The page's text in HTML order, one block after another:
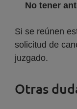
No tener
Si se reúnen
solicitud de
juzgado.
Otras